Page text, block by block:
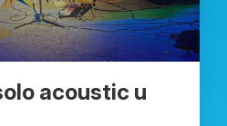
acoustic u